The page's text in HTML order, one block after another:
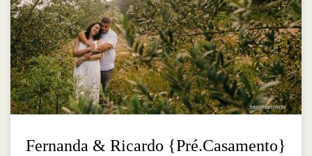
Fernanda & Ricardo {Pré.Casamento}